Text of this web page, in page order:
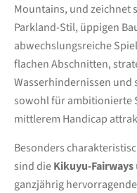
Mountains, und zeichnet
Parkland-Stil, üppigen
abwechslungsreiche
flachen Abschnitten,
Wasserhindernissen und
sowohl für ambitionierte
mittlerem Handicap
Besonders
sind dieKikuyu-Fairways
ganzjährig